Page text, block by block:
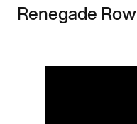
Renegade Row